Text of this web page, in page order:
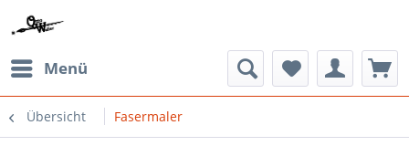
Menü
Übersicht Fasermaler